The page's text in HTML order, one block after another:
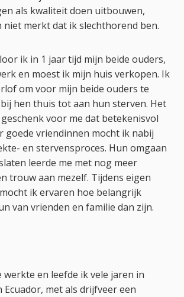
als kwaliteit doen uitbouwen,
niet merkt dat ik slechthorend ben.
ik in 1 jaar tijd mijn beide ouders,
en moest ik mijn huis verkopen. Ik
om voor mijn beide ouders te
hen thuis tot aan hun sterven. Het
voor me dat betekenisvol
goede vriendinnen mocht ik nabij
en stervensproces. Hun omgaan
leerde me met nog meer
trouw aan mezelf. Tijdens eigen
ik ervaren hoe belangrijk
van vrienden en familie dan zijn.
werkte en leefde ik vele jaren in
Ecuador, met als drijfveer een